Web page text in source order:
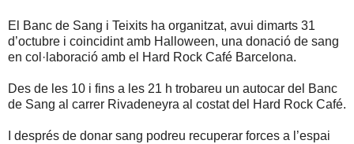
El Banc de Sang i Teixits ha organitzat, avui dimarts 31
d’octubre i coincidint amb Halloween, una donació de sang
en col·laboració amb el Hard Rock Café Barcelona.
Des de les 10 i fins a les 21 h trobareu un autocar del Banc
de Sang al carrer Rivadeneyra al costat del Hard Rock Café.
I després de donar sang podreu recuperar forces a l’espai